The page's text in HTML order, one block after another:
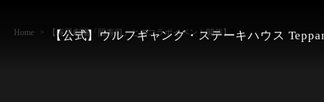
【公式】ウルフギャング・ステーキハウス
Home 【寿司劇場「照寿司」とのコラボイベント開催】